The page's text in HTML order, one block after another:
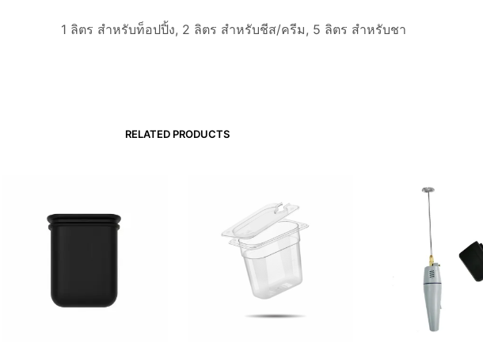
1 ลิตร สำหรับท็อปปิ้ง, 2 ลิตร สำหรับชีส/ครีม, 5 ลิตร สำหรับชา
RELATED PRODUCTS